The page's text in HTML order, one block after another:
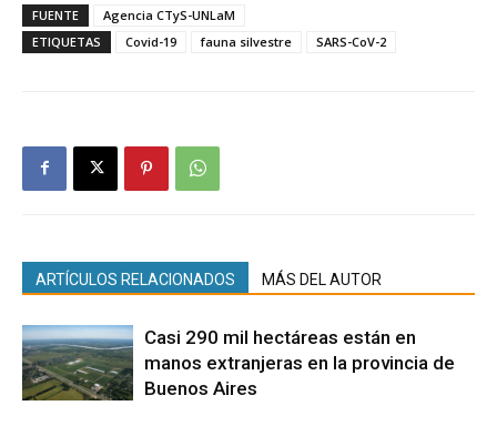
FUENTE
Agencia CTyS-UNLaM
ETIQUETAS
Covid-19 fauna silvestre SARS-CoV-2
ARTÍCULOS RELACIONADOS MÁS DEL AUTOR
Casi 290 mil hectáreas están en
manos extranjeras en la provincia de
Buenos Aires